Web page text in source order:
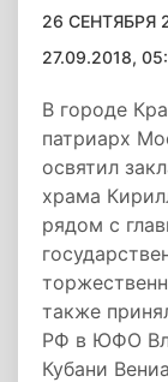
26 СЕНТЯБРЯ
27.09.2018,
В городе
патриарх
освятил
храма
рядом с
также
РФ в ЮФО
Кубани